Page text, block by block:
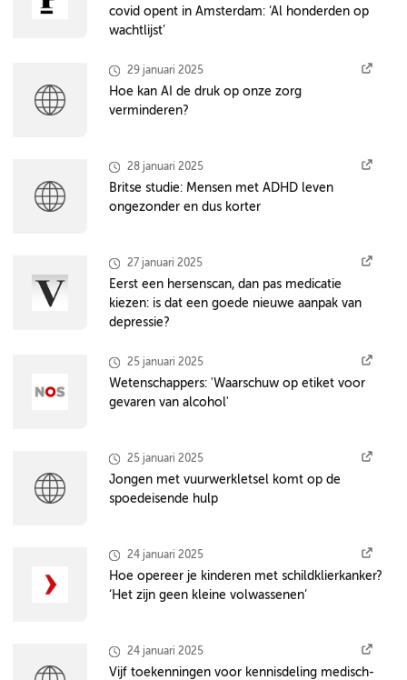
covid opent in Amsterdam: ‘Al honderden op
wachtlijst’
29 januari 2025
Hoe kan AI de druk op onze zorg
verminderen?
28 januari 2025
Britse studie: Mensen met ADHD leven
ongezonder en dus korter
27 januari 2025
Eerst een hersenscan, dan pas medicatie
kiezen: is dat een goede nieuwe aanpak van
depressie?
25 januari 2025
Wetenschappers: 'Waarschuw op etiket voor
gevaren van alcohol'
25 januari 2025
Jongen met vuurwerkletsel komt op de
spoedeisende hulp
24 januari 2025
Hoe opereer je kinderen met schildklierkanker?
‘Het zijn geen kleine volwassenen’
24 januari 2025
Vijf toekenningen voor kennisdeling medisch-